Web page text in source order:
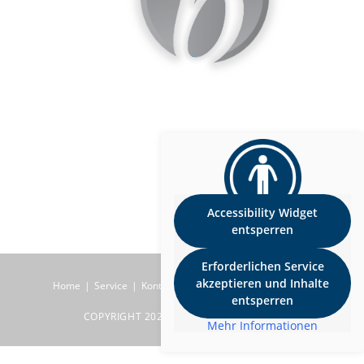
Home Service Kontakt Impressum Datenschutz
COPYRIGHT 2026 BEINER RAUMDESIGN
Accessibility Widget
entsperren
Erforderlichen Service
akzeptieren und Inhalte
entsperren
Mehr Informationen